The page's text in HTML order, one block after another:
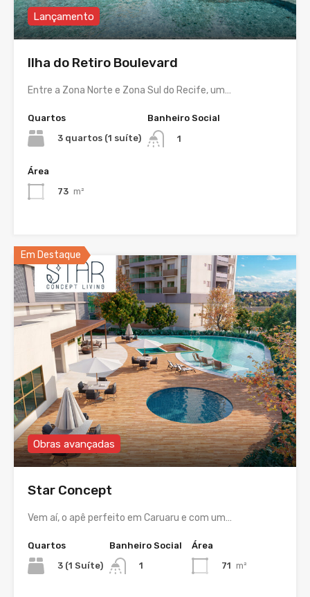
Lançamento
Ilha do Retiro Boulevard
Entre a Zona Norte e Zona Sul do Recife, um…
Quartos
3 quartos (1 suíte)
Banheiro Social
1
Área
73 m²
Em Destaque
Obras avançadas
Star Concept
Vem aí, o apê perfeito em Caruaru e com um…
Quartos
3 (1 Suíte)
Banheiro Social
1
Área
71 m²